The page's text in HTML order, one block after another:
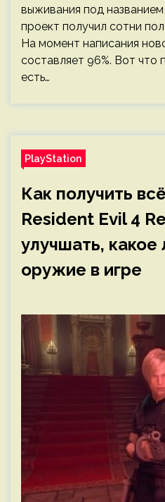
выживания под
проект получил сотни
На момент написания
составляет 96%. Вот что
есть…
PlayStation
Как получить
Resident Evil 4
улучшать, какое
оружие в игре